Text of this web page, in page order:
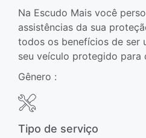
Na Escudo Mais você
assistências da sua
todos os benefícios de ser
seu veículo protegido para
Gênero :
Tipo de serviço